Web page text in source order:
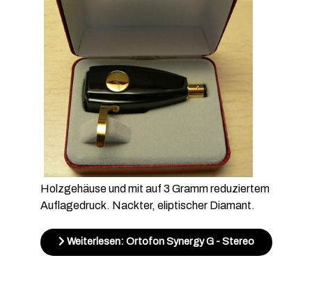
Holzgehäuse und mit auf 3 Gramm reduziertem
Auflagedruck. Nackter, eliptischer Diamant.
Weiterlesen: Ortofon Synergy G - Stereo